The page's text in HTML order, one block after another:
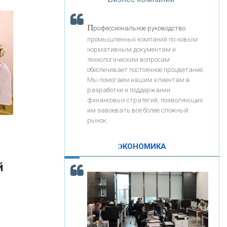
«РОСЕВРОБАНК»
«ПРЕСС-СЛУЖБА ВТБ24»
«АВТОГРАДБАНК»
КОНТАКТЫ
«Интервью»
Скорость - один из главных трендов в
кредитовании бизнеса - «Интервью»
Профессиональное руководство
промышленных компаний по новым
нормативным документам и
технологическим вопросам
обеспечивает постоянное процветание.
Мы помогаем нашим клиентам в
разработке и поддержании
финансовых стратегий, позволяющих
им завоевать все более сложный
рынок.
ЭКОНОМИКА